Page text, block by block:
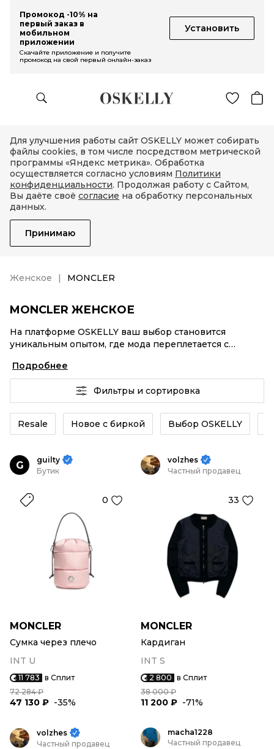
Промокод -10% на
первый заказ в
мобильном
приложении
Установить
Скачайте приложение и получите
промокод на свой первый онлайн-заказ
Для улучшения работы сайт OSKELLY может собирать
файлы cookies, в том числе посредством метрической
программы «Яндекс метрика». Обработка
осуществляется согласно условиям Политики
конфиденциальности. Продолжая работу с Сайтом,
Вы даёте своё согласие на обработку персональных
данных.
Принимаю
Женское MONCLER
MONCLER ЖЕНСКОЕ
На платформе OSKELLY ваш выбор становится
уникальным опытом, где мода переплетается с
аутентификация каждого заказа – MONCLER Женское
от селлеров OSKELLY с быстрой доставкой по России.
Ваш стиль не ждет, и мы тоже! Винтажные изделия
или MONCLER Женское из новых коллекций –
заказывайте на сайте или в приложении OSKELLY с
целой экосистемой инструментов.
Подробнее
Фильтры и сортировка
Resale Новое с биркой Выбор OSKELLY
G
guilty
Бутик
0
MONCLER
Сумка через плечо
INT U
11 783 в Сплит
72 284 ₽
47 130 ₽ -35%
volzhes
Частный продавец
33
MONCLER
Кардиган
INT S
2 800 в Сплит
38 000 ₽
11 200 ₽ -71%
volzhes
Частный продавец
macha1228
Частный продавец